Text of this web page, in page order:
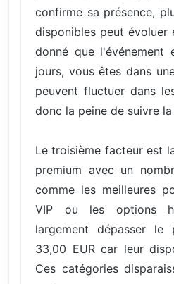
confirme sa présence,
disponibles peut évoluer
donné que l'événement
jours, vous êtes dans
peuvent fluctuer dans
donc la peine de suivre
Le troisième facteur est
premium avec un
comme les meilleures
VIP ou les options
largement dépasser
33,00 EUR car leur
Ces catégories